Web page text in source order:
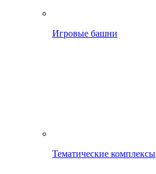
Игровые башни
Тематические комплексы